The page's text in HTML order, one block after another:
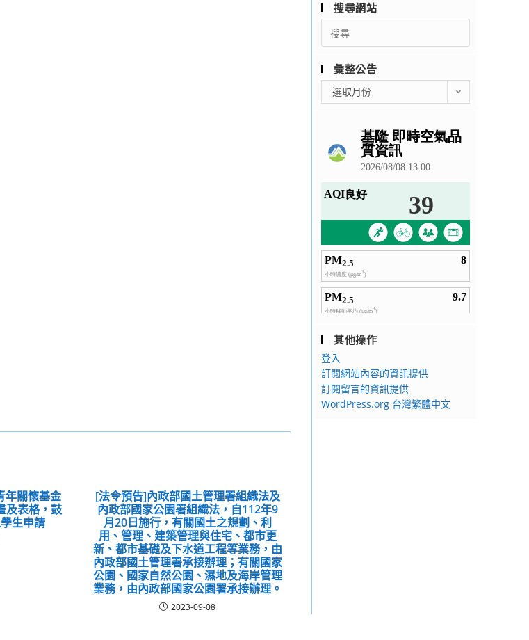
年關懷基金
及表格，鼓
生申請
[法令預告]內政部國土管理署組織法及
內政部國家公園署組織法，自112年9
月20日施行，有關國土之規劃、利
用、管理、建築管理與住宅、都市更
新、都市基礎及下水道工程等業務，由
內政部國土管理署承接辦理；有關國家
公園、國家自然公園、濕地及海岸管理
業務，由內政部國家公園署承接辦理。
2023-09-08
搜尋網站
Search
for:
彙整公告
整
選取月份
其他操作
登入
訂閱網站內容的資訊提供
訂閱留言的資訊提供
WordPress.org 台灣繁體中文